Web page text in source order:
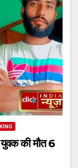
युवक की मौत 6